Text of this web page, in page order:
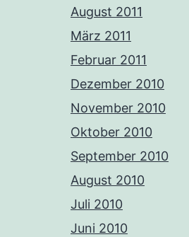
August 2011
März 2011
Februar 2011
Dezember 2010
November 2010
Oktober 2010
September 2010
August 2010
Juli 2010
Juni 2010